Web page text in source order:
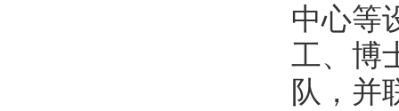
中心等
工、博
队，并